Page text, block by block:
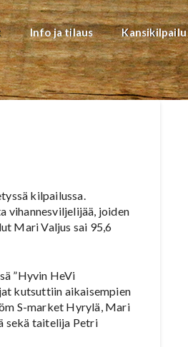
Info ja tilaus Kansikilpailu
kilpailussa.
vihannesviljelijää, joiden
Mari Valjus sai 95,6
”Hyvin HeVi
kutsuttiin aikaisempien
S-market Hyrylä, Mari
sekä taitelija Petri